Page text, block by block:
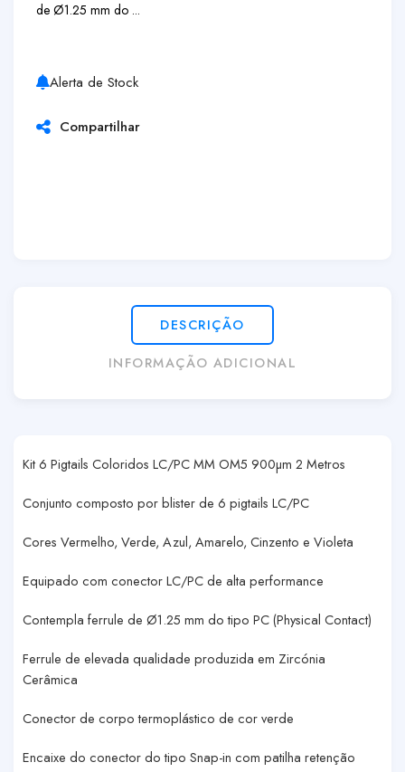
de Ø1.25 mm do ...
Alerta de Stock
Compartilhar
DESCRIÇÃO
INFORMAÇÃO ADICIONAL
Kit 6 Pigtails Coloridos LC/PC MM OM5 900µm 2 Metros
Conjunto composto por blister de 6 pigtails LC/PC
Cores Vermelho, Verde, Azul, Amarelo, Cinzento e Violeta
Equipado com conector LC/PC de alta performance
Contempla ferrule de Ø1.25 mm do tipo PC (Physical Contact)
Ferrule de elevada qualidade produzida em Zircónia
Cerâmica
Conector de corpo termoplástico de cor verde
Encaixe do conector do tipo Snap-in com patilha retenção